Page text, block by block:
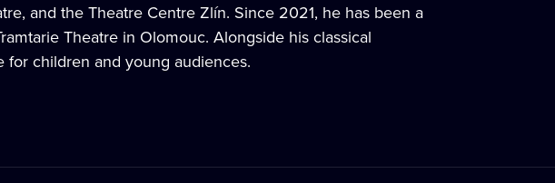
and the Theatre Centre Zlín. Since 2021, he has been a
Theatre in Olomouc. Alongside his classical
children and young audiences.